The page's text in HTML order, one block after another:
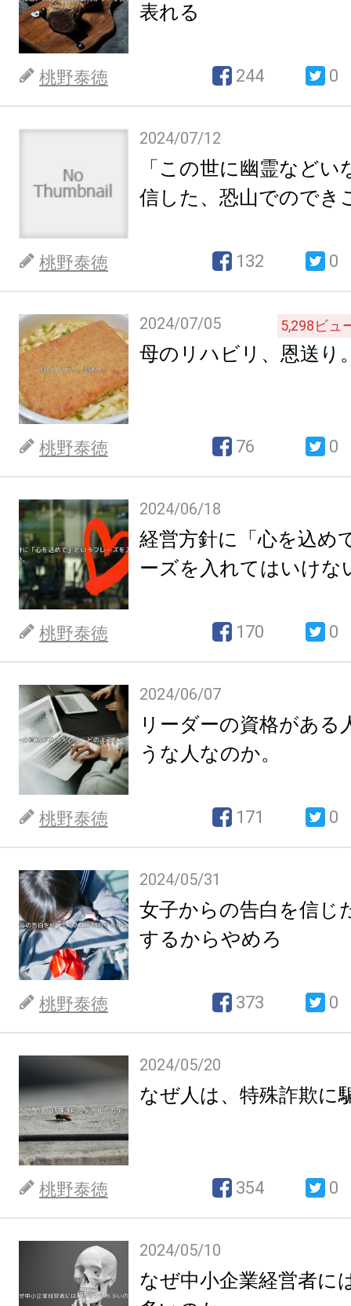
表れる
桃野泰徳 244 0
2024/07/12
「この世に幽霊など
信した、恐山でのでき
桃野泰徳 132 0
2024/07/05 5,298ビュ
母のリハビリ、恩送り
桃野泰徳 76 0
2024/06/18
経営方針に「心を込め
ーズを入れてはいけな
桃野泰徳 170 0
2024/06/07
リーダーの資格がある
うな人なのか。
桃野泰徳 171 0
2024/05/31
女子からの告白を信じ
するからやめろ
桃野泰徳 373 0
2024/05/20
なぜ人は、特殊詐欺に
桃野泰徳 354 0
2024/05/10
なぜ中小企業経営者に